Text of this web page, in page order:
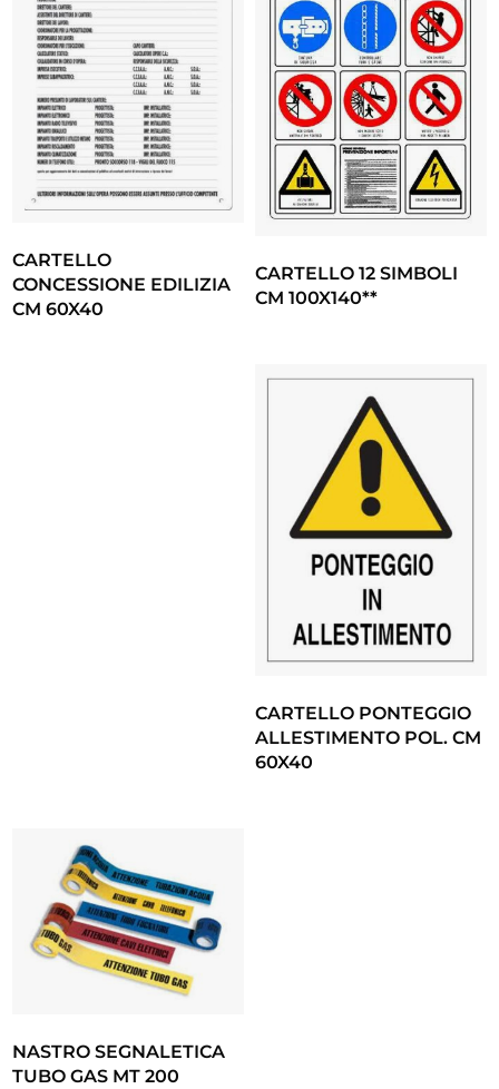
CARTELLO
CONCESSIONE EDILIZIA
CM 60X40
CARTELLO 12 SIMBOLI
CM 100X140**
CARTELLO PONTEGGIO
ALLESTIMENTO POL. CM
60X40
NASTRO SEGNALETICA
TUBO GAS MT 200